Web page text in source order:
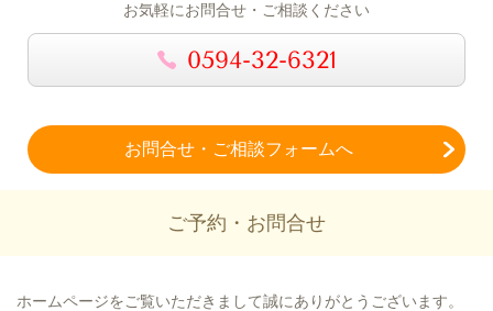
お気軽にお問合せ・ご相談ください
0594-32-6321
お問合せ・ご相談フォームへ
ご予約・お問合せ
ホームページをご覧いただきまして誠にありがとうございます。